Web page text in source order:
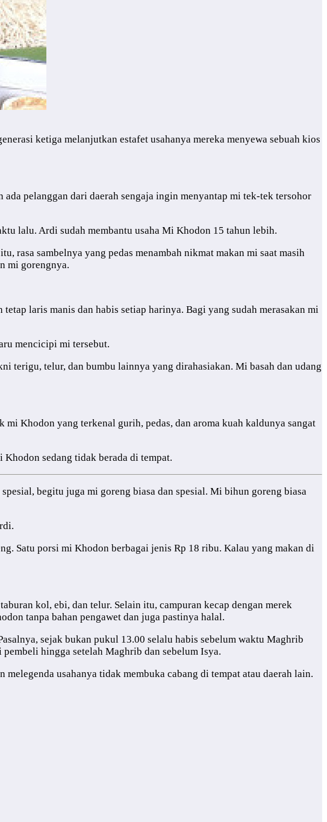
ketiga melanjutkan estafet usahanya mereka menyewa sebuah kios
pelanggan dari daerah sengaja ingin menyantap mi tek-tek tersohor
lalu. Ardi sudah membantu usaha Mi Khodon 15 tahun lebih.
rasa sambelnya yang pedas menambah nikmat makan mi saat masih
mi gorengnya.
laris manis dan habis setiap harinya. Bagi yang sudah merasakan mi
mencicipi mi tersebut.
terigu, telur, dan bumbu lainnya yang dirahasiakan. Mi basah dan udang
Khodon yang terkenal gurih, pedas, dan aroma kuah kaldunya sangat
sedang tidak berada di tempat.
begitu juga mi goreng biasa dan spesial. Mi bihun goreng biasa
Satu porsi mi Khodon berbagai jenis Rp 18 ribu. Kalau yang makan di
kol, ebi, dan telur. Selain itu, campuran kecap dengan merek
tanpa bahan pengawet dan juga pastinya halal.
sejak bukan pukul 13.00 selalu habis sebelum waktu Maghrib
hingga setelah Maghrib dan sebelum Isya.
usahanya tidak membuka cabang di tempat atau daerah lain.